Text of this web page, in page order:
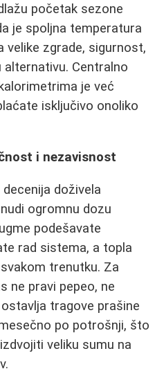
početak sezone
je spoljna temperatura
velike zgrade, sigurnost,
Centralno
je već
isključivo onoliko
i nezavisnost
doživela
nudi ogromnu dozu
podešavate
rad sistema, a topla
trenutku. Za
ne pravi pepeo, ne
tragove prašine
po potrošnji, što
veliku sumu na